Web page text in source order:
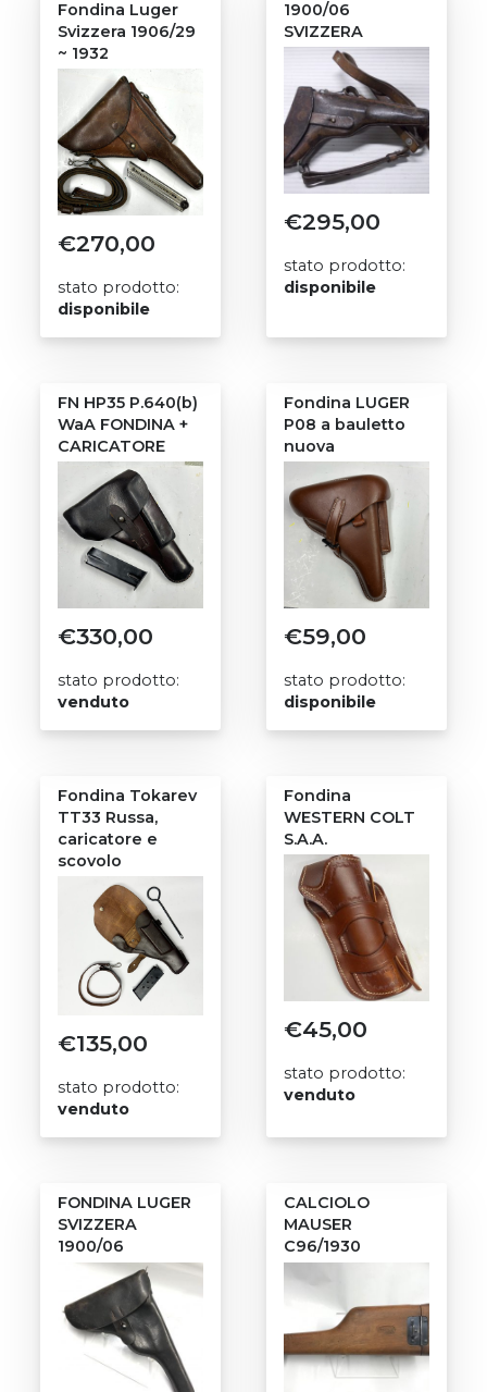
Fondina Luger
Svizzera 1906/29
~ 1932
€270,00
stato prodotto:
disponibile
1900/06
SVIZZERA
€295,00
stato prodotto:
disponibile
FN HP35 P.640(b)
WaA FONDINA +
CARICATORE
€330,00
stato prodotto:
venduto
Fondina LUGER
P08 a bauletto
nuova
€59,00
stato prodotto:
disponibile
Fondina Tokarev
TT33 Russa,
caricatore e
scovolo
€135,00
stato prodotto:
venduto
Fondina
WESTERN COLT
S.A.A.
€45,00
stato prodotto:
venduto
FONDINA LUGER
SVIZZERA
1900/06
CALCIOLO
MAUSER
C96/1930